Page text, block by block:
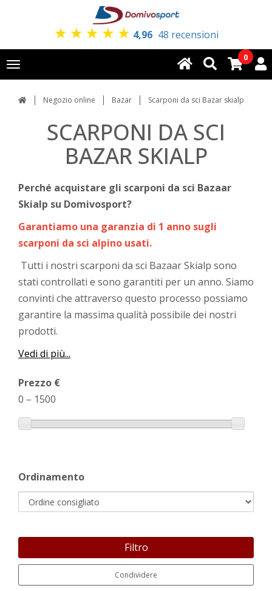
★ ★ ★ ★ ★ 4,96 48 recensioni
Toggle
navigation
0
Negozio online Bazar Scarponi da sci Bazar skialp
SCARPONI DA SCI
BAZAR SKIALP
Perché acquistare gli scarponi da sci Bazaar
Skialp su Domivosport?
Garantiamo una garanzia di 1 anno sugli
scarponi da sci alpino usati.
Tutti i nostri scarponi da sci Bazaar Skialp sono
stati controllati e sono garantiti per un anno. Siamo
convinti che attraverso questo processo possiamo
garantire la massima qualità possibile dei nostri
prodotti.
Vedi di più...
Prezzo €
0 – 1500
Ordinamento
Filtro
Condividere